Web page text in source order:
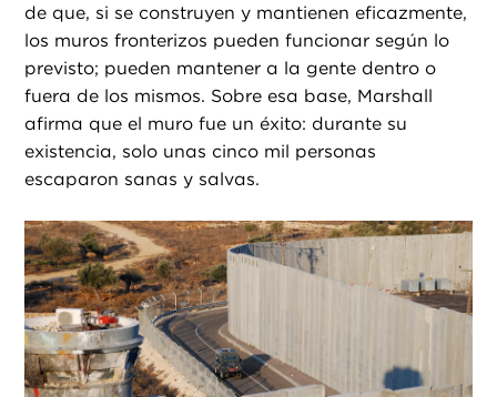
de que, si se construyen y mantienen eficazmente,
los muros fronterizos pueden funcionar según lo
previsto; pueden mantener a la gente dentro o
fuera de los mismos. Sobre esa base, Marshall
afirma que el muro fue un éxito: durante su
existencia, solo unas cinco mil personas
escaparon sanas y salvas.